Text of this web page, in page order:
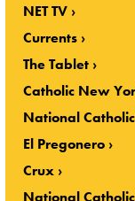
NET TV
Currents
The Tablet
Catholic New
National
El Pregonero
Crux
National